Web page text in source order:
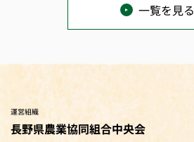
一覧を見る
運営組織
長野県農業協同組合中央会